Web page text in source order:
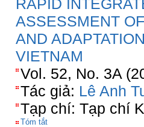
RAPID
ASSESSMENT
AND
VIETNAM
Vol. 52, No. 3A
Tác giả: Lê Anh
Tạp chí: Tạp chí
Tóm tắt